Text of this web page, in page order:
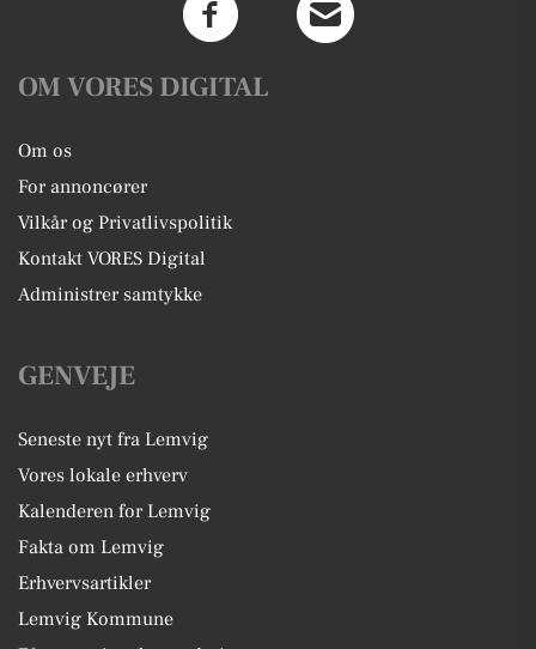
OM VORES DIGITAL
Om os
For annoncører
Vilkår og Privatlivspolitik
Kontakt VORES Digital
Administrer samtykke
GENVEJE
Seneste nyt fra Lemvig
Vores lokale erhverv
Kalenderen for Lemvig
Fakta om Lemvig
Erhvervsartikler
Lemvig Kommune